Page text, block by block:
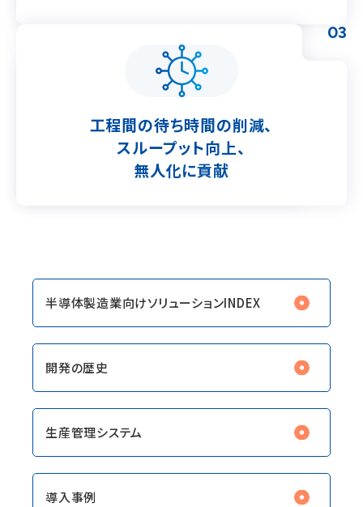
03
工程間の待ち時間の削減、
スループット向上、
無人化に貢献
半導体製造業向けソリューションINDEX
開発の歴史
生産管理システム
導入事例